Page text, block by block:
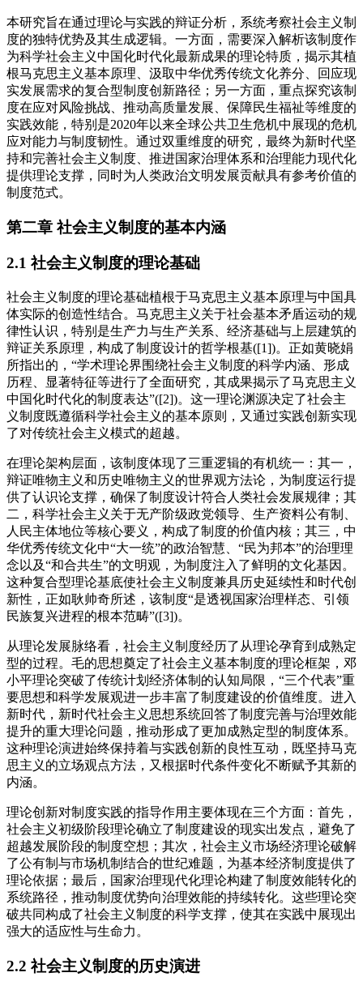
本研究旨在通过理论与实践的辩证分析，系统考察社会主义制
度的独特优势及其生成逻辑。一方面，需要深入解析该制度作
为科学社会主义中国化时代化最新成果的理论特质，揭示其植
根马克思主义基本原理、汲取中华优秀传统文化养分、回应现
实发展需求的复合型制度创新路径；另一方面，重点探究该制
度在应对风险挑战、推动高质量发展、保障民生福祉等维度的
实践效能，特别是2020年以来全球公共卫生危机中展现的危机
应对能力与制度韧性。通过双重维度的研究，最终为新时代坚
持和完善社会主义制度、推进国家治理体系和治理能力现代化
提供理论支撑，同时为人类政治文明发展贡献具有参考价值的
制度范式。
第二章 社会主义制度的基本内涵
2.1 社会主义制度的理论基础
社会主义制度的理论基础植根于马克思主义基本原理与中国具
体实际的创造性结合。马克思主义关于社会基本矛盾运动的规
律性认识，特别是生产力与生产关系、经济基础与上层建筑的
辩证关系原理，构成了制度设计的哲学根基([1])。正如黄晓娟
所指出的，“学术理论界围绕社会主义制度的科学内涵、形成
历程、显著特征等进行了全面研究，其成果揭示了马克思主义
中国化时代化的制度表达”([2])。这一理论渊源决定了社会主
义制度既遵循科学社会主义的基本原则，又通过实践创新实现
了对传统社会主义模式的超越。
在理论架构层面，该制度体现了三重逻辑的有机统一：其一，
辩证唯物主义和历史唯物主义的世界观方法论，为制度运行提
供了认识论支撑，确保了制度设计符合人类社会发展规律；其
二，科学社会主义关于无产阶级政党领导、生产资料公有制、
人民主体地位等核心要义，构成了制度的价值内核；其三，中
华优秀传统文化中“大一统”的政治智慧、“民为邦本”的治理理
念以及“和合共生”的文明观，为制度注入了鲜明的文化基因。
这种复合型理论基底使社会主义制度兼具历史延续性和时代创
新性，正如耿帅奇所述，该制度“是透视国家治理样态、引领
民族复兴进程的根本范畴”([3])。
从理论发展脉络看，社会主义制度经历了从理论孕育到成熟定
型的过程。毛的思想奠定了社会主义基本制度的理论框架，邓
小平理论突破了传统计划经济体制的认知局限，“三个代表”重
要思想和科学发展观进一步丰富了制度建设的价值维度。进入
新时代，新时代社会主义思想系统回答了制度完善与治理效能
提升的重大理论问题，推动形成了更加成熟定型的制度体系。
这种理论演进始终保持着与实践创新的良性互动，既坚持马克
思主义的立场观点方法，又根据时代条件变化不断赋予其新的
内涵。
理论创新对制度实践的指导作用主要体现在三个方面：首先，
社会主义初级阶段理论确立了制度建设的现实出发点，避免了
超越发展阶段的制度空想；其次，社会主义市场经济理论破解
了公有制与市场机制结合的世纪难题，为基本经济制度提供了
理论依据；最后，国家治理现代化理论构建了制度效能转化的
系统路径，推动制度优势向治理效能的持续转化。这些理论突
破共同构成了社会主义制度的科学支撑，使其在实践中展现出
强大的适应性与生命力。
2.2 社会主义制度的历史演进